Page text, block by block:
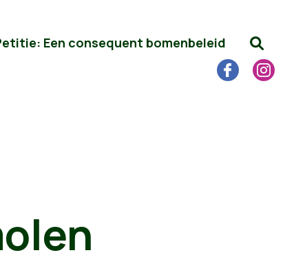
Een consequent bomenbeleid